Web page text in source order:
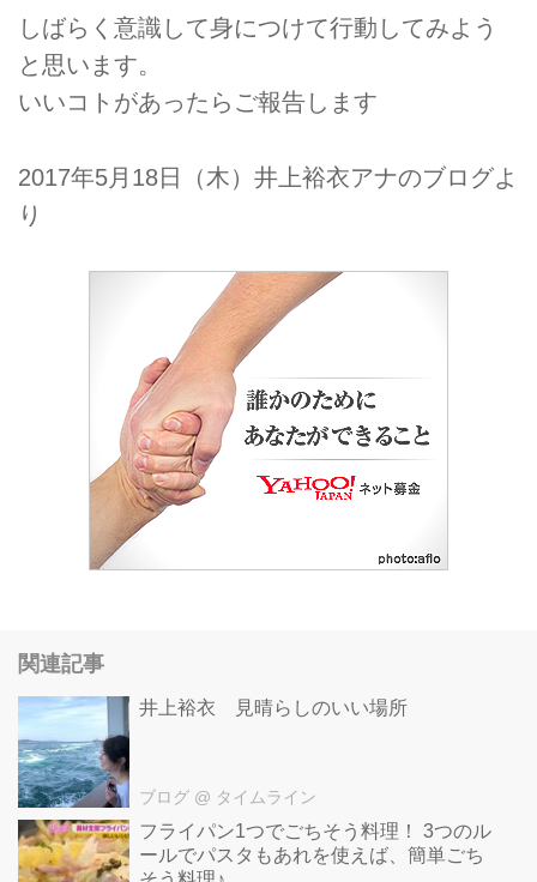
しばらく意識して身につけて行動してみよう
と思います。
いいコトがあったらご報告します
2017年5月18日（木）井上裕衣アナのブログよ
り
関連記事
井上裕衣 見晴らしのいい場所
ブログ @ タイムライン
フライパン1つでごちそう料理！ 3つのル
ールでパスタもあれを使えば、簡単ごち